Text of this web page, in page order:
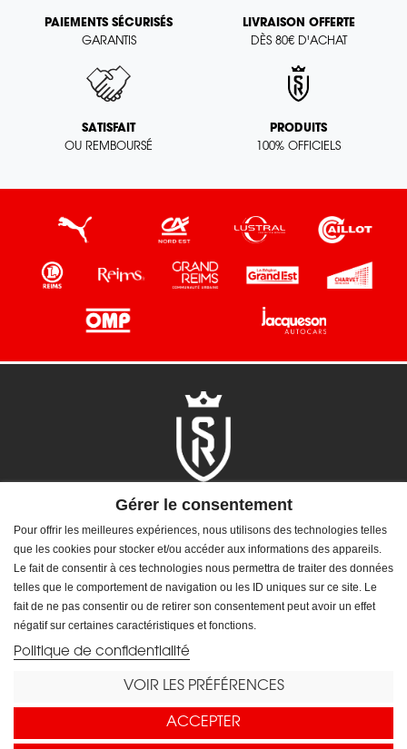
PAIEMENTS SÉCURISÉS
GARANTIS
LIVRAISON OFFERTE
DÈS 80€ D'ACHAT
SATISFAIT
OU REMBOURSÉ
PRODUITS
100% OFFICIELS
NOUS SUIVRE
Facebook
TwitterInstagram
Dailymotion
LinkedIn
BOUTIQUE

Gérer le consentement
Pour offrir les meilleures expériences, nous utilisons des technologies telles
que les cookies pour stocker et/ou accéder aux informations des appareils.
Le fait de consentir à ces technologies nous permettra de traiter des données
telles que le comportement de navigation ou les ID uniques sur ce site. Le
fait de ne pas consentir ou de retirer son consentement peut avoir un effet
négatif sur certaines caractéristiques et fonctions.
Politique de confidentialité
VOIR LES PRÉFÉRENCES
ACCEPTER